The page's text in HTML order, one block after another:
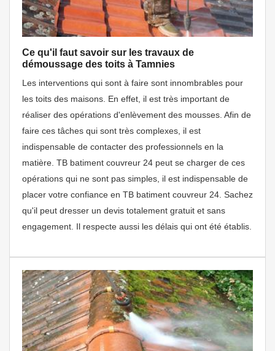
Ce qu'il faut savoir sur les travaux de
démoussage des toits à Tamnies
Les interventions qui sont à faire sont innombrables pour
les toits des maisons. En effet, il est très important de
réaliser des opérations d'enlèvement des mousses. Afin de
faire ces tâches qui sont très complexes, il est
indispensable de contacter des professionnels en la
matière. TB batiment couvreur 24 peut se charger de ces
opérations qui ne sont pas simples, il est indispensable de
placer votre confiance en TB batiment couvreur 24. Sachez
qu'il peut dresser un devis totalement gratuit et sans
engagement. Il respecte aussi les délais qui ont été établis.